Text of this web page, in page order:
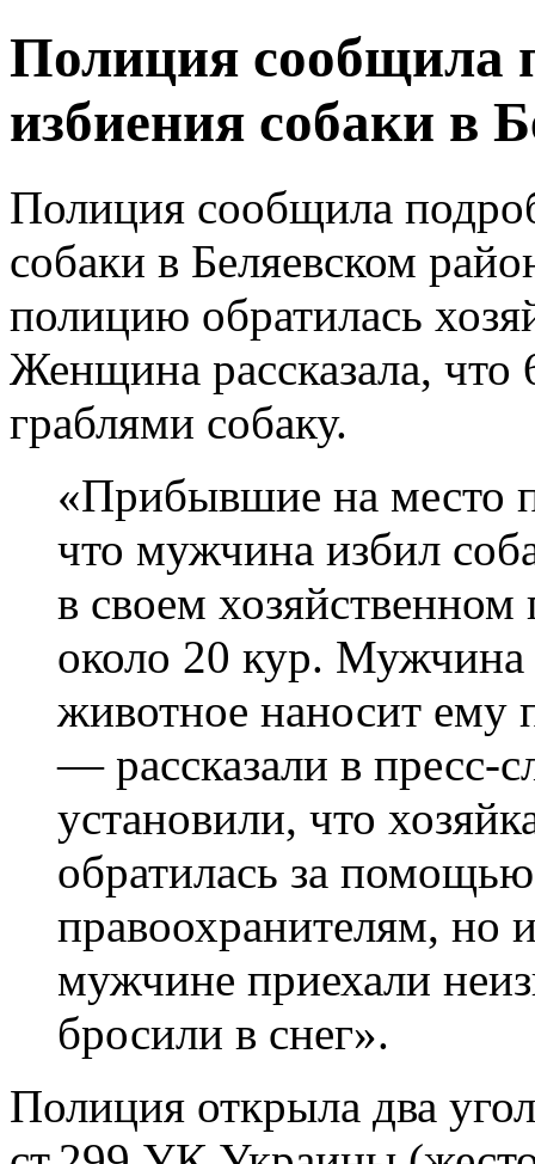
Полиция сообщила
избиения собаки в
Полиция сообщила
собаки в Беляевском
полицию обратилась
Женщина рассказала, что
граблями собаку.
«Прибывшие на место
что мужчина избил
в своем
около 20 кур.
животное наносит
— рассказали в пресс-
установили, что
обратилась за
правоохранителям, но
мужчине приехали
бросили в снег».
Полиция открыла два